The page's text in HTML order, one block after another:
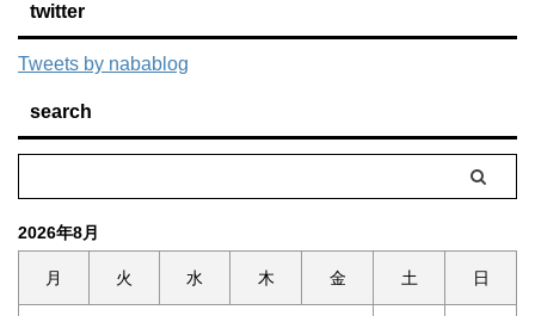
twitter
Tweets by nabablog
search
2026年8月
月 火 水 木 金 土 日